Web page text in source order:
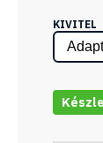
KIVITEL